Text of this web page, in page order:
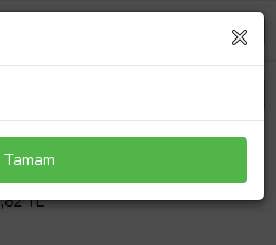
20F70HC-21F50HD-21F50VA
Filtresi
%10 İndirim
82 TL
Tamam